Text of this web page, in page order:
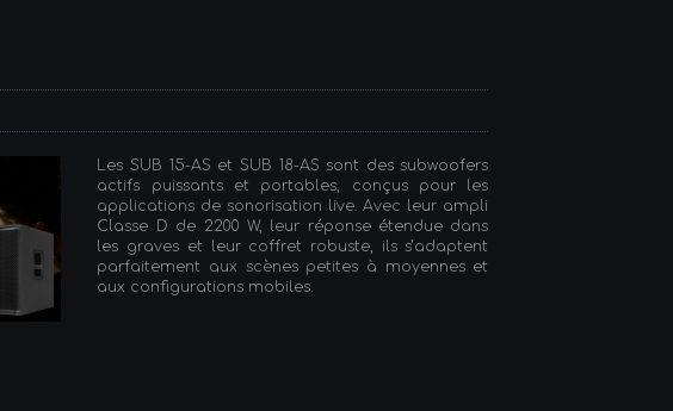
Les SUB 15-AS et SUB 18-AS sont des subwoofers
actifs puissants et portables, conçus pour les
applications de sonorisation live. Avec leur ampli
Classe D de 2200 W, leur réponse étendue dans
les graves et leur coffret robuste, ils s’adaptent
parfaitement aux scènes petites à moyennes et
aux configurations mobiles.